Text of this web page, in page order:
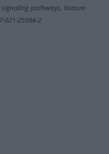
signaling pathways, Nature
021-25584-2